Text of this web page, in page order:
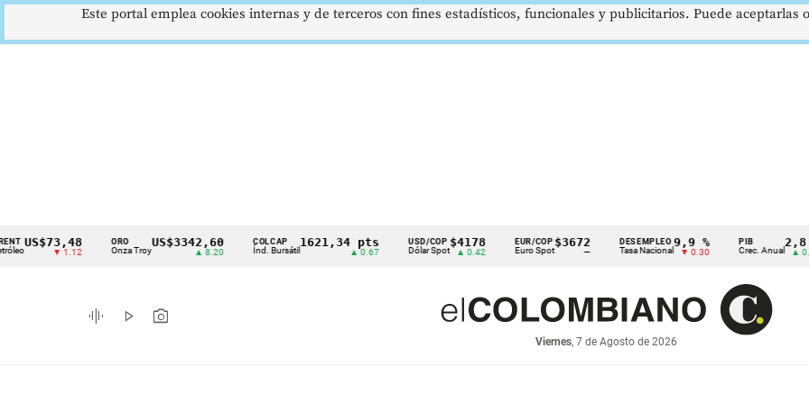
Cintillo
indicadores
económicos
▼ 1.12
ORO
Onza Troy
US$3342,60 COLCAP
Índ. Bursátil
1621,34 pts USD/COP
Dólar Spot
$4178
▲ 0.42
EUR/COP
Euro Spot
$3672
—
DESEMPLEO
Tasa Nacional
9,9 %
▼ 0.30
PIB
Crec. Anual
2,8 %
▲ 0.10
graphic_eq play_arrow photo_camera
Viernes, 7 de Agosto de 2026
Este portal emplea cookies internas y de terceros con fines estadísticos, funcionales y publicitarios. Puede aceptarlas